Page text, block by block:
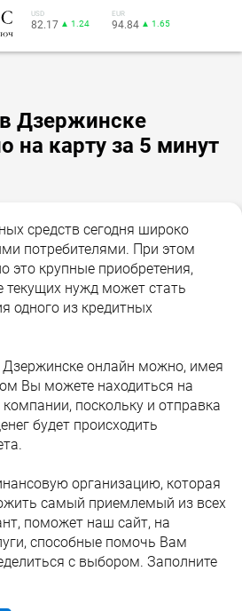
USD
82.17 ▲ 1.24
EUR
94.84 ▲ 1.65
Дзержинске
на карту за 5 минут
средств сегодня широко
потребителями. При этом
это крупные приобретения,
текущих нужд может стать
одного из кредитных
онлайн можно, имея
Вы можете находиться на
поскольку и отправка
будет происходить
организацию, которая
самый приемлемый из всех
поможет наш сайт, на
способные помочь Вам
с выбором. Заполните